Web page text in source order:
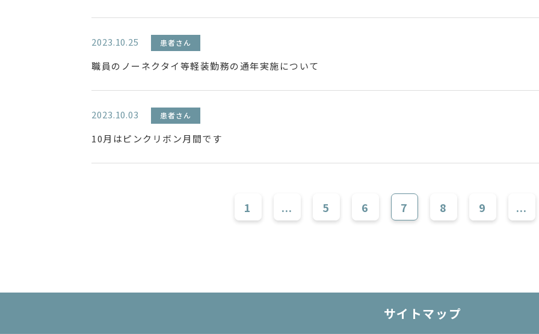
2023.10.25 患者さん
職員のノーネクタイ等軽装勤務の通年実施について
2023.10.03 患者さん
10月はピンクリボン月間です
1 ... 5 6 7 8 9 ...
サイトマップ